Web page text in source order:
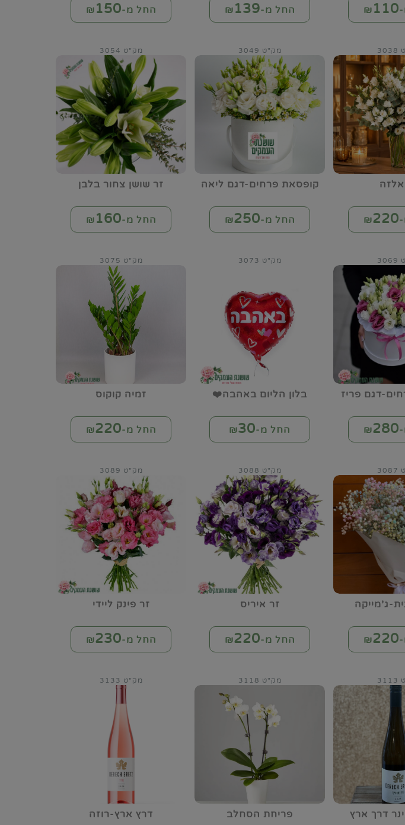
110 החל מ-₪139 החל מ-₪150
220
קופסאת פרחים-דגם ליאה
מק"ט 3049
החל מ-₪250
זר שושן צחור בלבן
מק"ט 3054
החל מ-₪160
דגם פריז
280
בלון הליום באהבה❤️
מק"ט 3073
החל מ-₪30
זמיה קוקוס
מק"ט 3075
החל מ-₪220
ג'מייקה
220
זר איריס
מק"ט 3088
החל מ-₪220
זר פינק ליידי
מק"ט 3089
החל מ-₪230
דרך ארץ פריחת הסחלב
מק"ט 3118
דרץ ארץ-רוזה
מק"ט 3133